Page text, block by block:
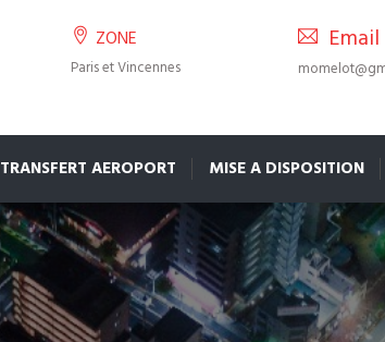
ZONE
Paris et Vincennes
Email
TRANSFERT AEROPORT MISE A DISPOSITION